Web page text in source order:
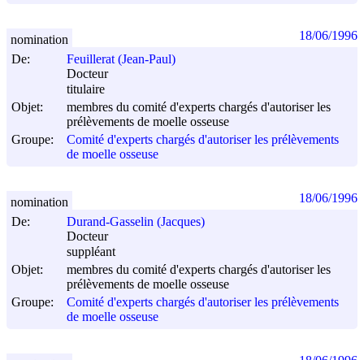
De:
Feuillerat (Jean-Paul)
Docteur
titulaire
Objet:
membres du comité d'experts chargés d'autoriser les
prélèvements de moelle osseuse
Groupe:
Comité d'experts chargés d'autoriser les prélèvements
de moelle osseuse
nomination 18/06/1996
De:
Durand-Gasselin (Jacques)
Docteur
suppléant
Objet:
membres du comité d'experts chargés d'autoriser les
prélèvements de moelle osseuse
Groupe:
Comité d'experts chargés d'autoriser les prélèvements
de moelle osseuse
nomination 18/06/1996